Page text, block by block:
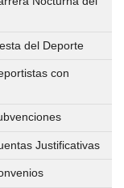
del Deporte
con
Justificativas